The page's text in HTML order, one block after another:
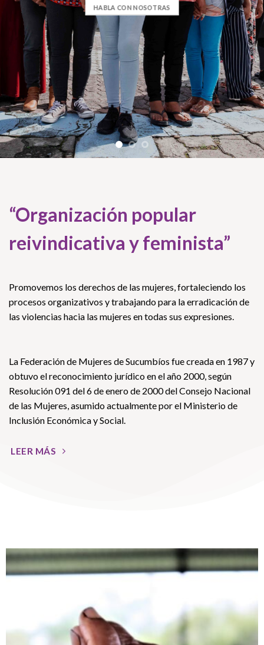
HABLA CON NOSOTRAS
“Organización popular
reivindicativa y feminista”
Promovemos los derechos de las mujeres, fortaleciendo los
procesos organizativos y trabajando para la erradicación de
las violencias hacia las mujeres en todas sus expresiones.
La Federación de Mujeres de Sucumbíos fue creada en 1987 y
obtuvo el reconocimiento jurídico en el año 2000, según
Resolución 091 del 6 de enero de 2000 del Consejo Nacional
de las Mujeres, asumido actualmente por el Ministerio de
Inclusión Económica y Social.
LEER MÁS